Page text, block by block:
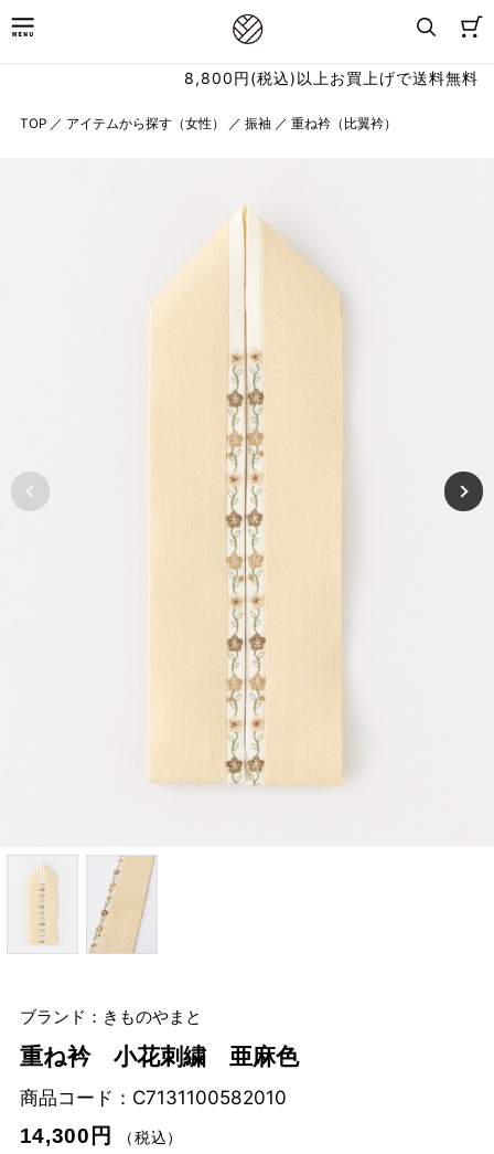
8,800円(税込)以上お買上げで送料無料
TOP ／ アイテムから探す（女性） ／ 振袖 ／ 重ね衿（比翼衿）
ブランド：きものやまと
重ね衿 小花刺繍 亜麻色
商品コード： C7131100582010
14,300円
（税込）